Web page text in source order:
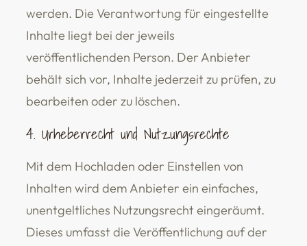
werden. Die Verantwortung für eingestellte
Inhalte liegt bei der jeweils
veröffentlichenden Person. Der Anbieter
behält sich vor, Inhalte jederzeit zu prüfen, zu
bearbeiten oder zu löschen.
4. Urheberrecht und Nutzungsrechte
Mit dem Hochladen oder Einstellen von
Inhalten wird dem Anbieter ein einfaches,
unentgeltliches Nutzungsrecht eingeräumt.
Dieses umfasst die Veröffentlichung auf der